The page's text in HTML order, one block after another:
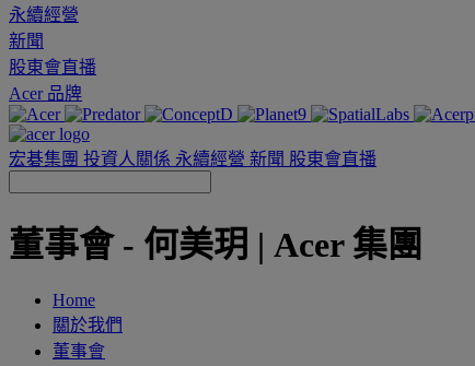
永續經營
新聞
股東會直播
Acer 品牌
宏碁集團 投資人關係 永續經營 新聞 股東會直播
董事會 - 何美玥 | Acer 集團
Home
關於我們
董事會